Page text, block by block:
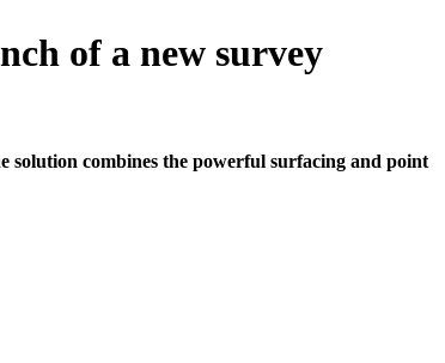
of a new survey
solution combines the powerful surfacing and point